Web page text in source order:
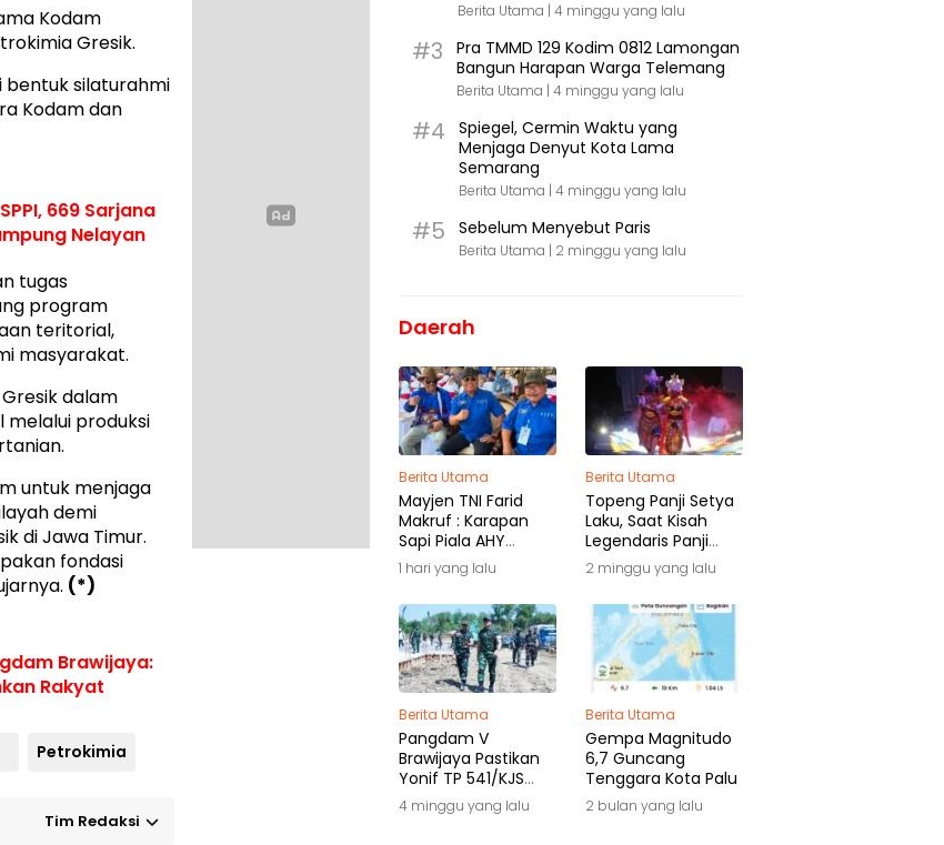
Kodam
Gresik.
bentuk silaturahmi
Kodam dan
669 Sarjana
Nelayan
tugas
program
teritorial,
masyarakat.
dalam
melalui produksi
untuk menjaga
demi
di Jawa Timur.
fondasi
(*)
Brawijaya:
Rakyat
Petrokimia
Tim Redaksi
Berita Utama | 4 minggu yang lalu
#3
Pra TMMD 129 Kodim 0812 Lamongan
Bangun Harapan Warga Telemang
Berita Utama | 4 minggu yang lalu
#4
Spiegel, Cermin Waktu yang
Menjaga Denyut Kota Lama
Semarang
Berita Utama | 4 minggu yang lalu
#5 Sebelum Menyebut Paris
Berita Utama | 2 minggu yang lalu
Daerah
Berita Utama
Mayjen TNI Farid
Makruf : Karapan
Sapi Piala AHY
Menjaga Warisan
Madura
1 hari yang lalu
Berita Utama
Topeng Panji Setya
Laku, Saat Kisah
Legendaris Panji
Kembali Menyapa
Malang
2 minggu yang lalu
Berita Utama
Pangdam V
Brawijaya Pastikan
Yonif TP 541/KJS
Tepat Waktu
4 minggu yang lalu
Berita Utama
Gempa Magnitudo
6,7 Guncang
Tenggara Kota Palu
2 bulan yang lalu